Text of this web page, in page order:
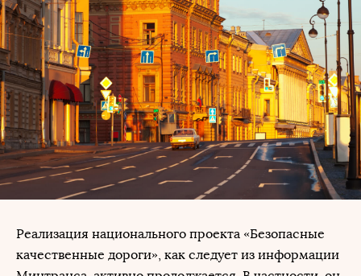
Реализация национального проекта «Безопасные
качественные дороги», как следует из информации